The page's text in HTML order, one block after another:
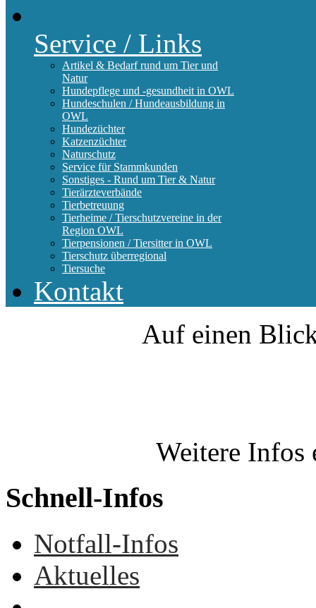
Service / Links
Artikel & Bedarf rund um Tier und
Natur
Hundepflege und -gesundheit in OWL
Hundeschulen / Hundeausbildung in
OWL
Hundezüchter
Katzenzüchter
Naturschutz
Service für Stammkunden
Sonstiges - Rund um Tier & Natur
Tierärzteverbände
Tierbetreuung
Tierheime / Tierschutzvereine in der
Region OWL
Tierpensionen / Tiersitter in OWL
Tierschutz überregional
Tiersuche
Kontakt
Auf einen
Weitere Infos
Schnell-Infos
Notfall-Infos
Aktuelles